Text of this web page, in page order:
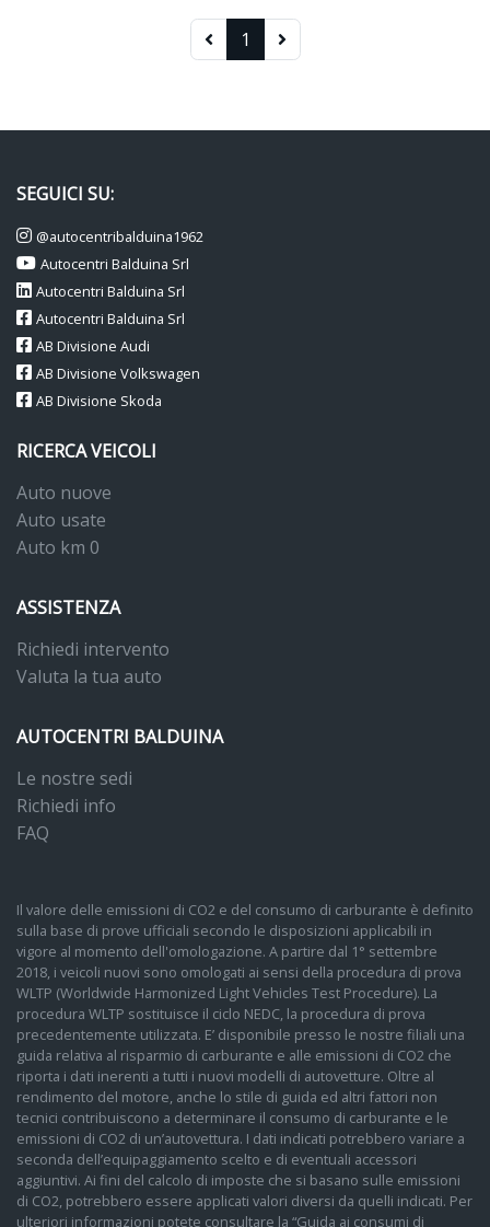
1
SEGUICI SU:
@autocentribalduina1962
Autocentri Balduina Srl
Autocentri Balduina Srl
Autocentri Balduina Srl
AB Divisione Audi
AB Divisione Volkswagen
AB Divisione Skoda
RICERCA VEICOLI
Auto nuove
Auto usate
Auto km 0
ASSISTENZA
Richiedi intervento
Valuta la tua auto
AUTOCENTRI BALDUINA
Le nostre sedi
Richiedi info
FAQ
Il valore delle emissioni di CO2 e del consumo di carburante è definito
sulla base di prove ufficiali secondo le disposizioni applicabili in
vigore al momento dell'omologazione. A partire dal 1° settembre
2018, i veicoli nuovi sono omologati ai sensi della procedura di prova
WLTP (Worldwide Harmonized Light Vehicles Test Procedure). La
procedura WLTP sostituisce il ciclo NEDC, la procedura di prova
precedentemente utilizzata. E’ disponibile presso le nostre filiali una
guida relativa al risparmio di carburante e alle emissioni di CO2 che
riporta i dati inerenti a tutti i nuovi modelli di autovetture. Oltre al
rendimento del motore, anche lo stile di guida ed altri fattori non
tecnici contribuiscono a determinare il consumo di carburante e le
emissioni di CO2 di un’autovettura. I dati indicati potrebbero variare a
seconda dell’equipaggiamento scelto e di eventuali accessori
aggiuntivi. Ai fini del calcolo di imposte che si basano sulle emissioni
di CO2, potrebbero essere applicati valori diversi da quelli indicati. Per
ulteriori informazioni potete consultare la “Guida ai consumi di